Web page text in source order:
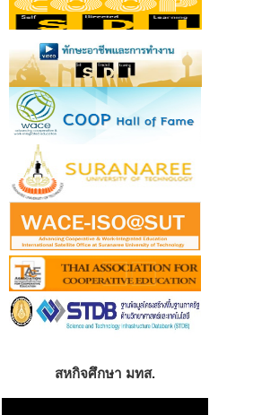
สหกิจศึกษา มทส.